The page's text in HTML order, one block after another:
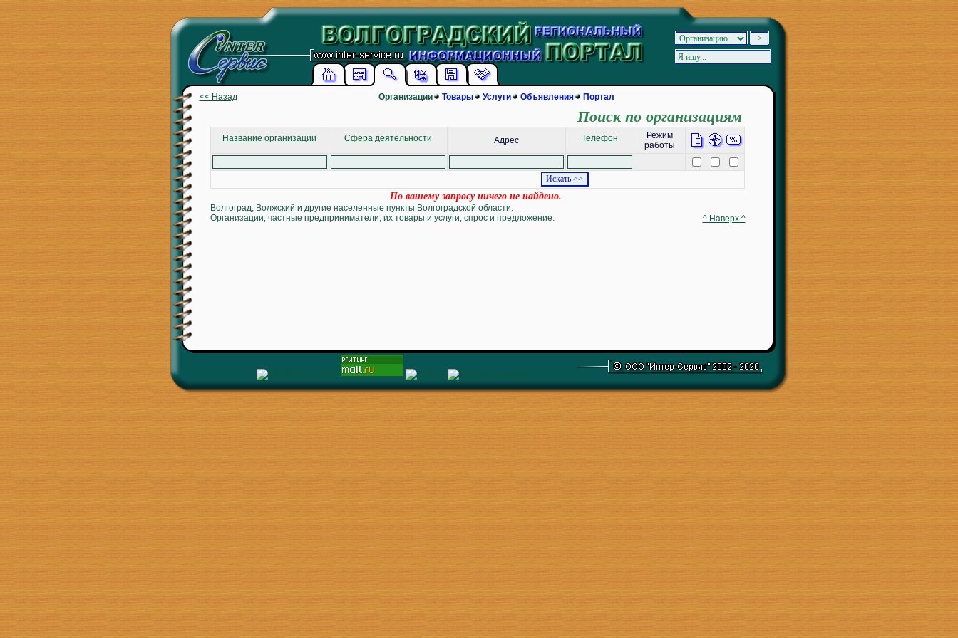
<< Назад Организации Товары Услуги Объявления Портал
Поиск по организациям
Название организации Сфера деятельности Адрес Телефон
Режим
работы
По вашему запросу ничего не найдено.
Волгоград, Волжский и другие населенные пункты Волгоградской области.
Организации, частные предприниматели, их товары и услуги, спрос и предложение.
^ Наверх ^